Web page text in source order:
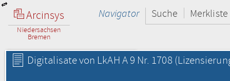
Arcinsys
Niedersachsen
Bremen
Navigator Suche Merkliste
Digitalisate von LkAH A 9 Nr. 1708